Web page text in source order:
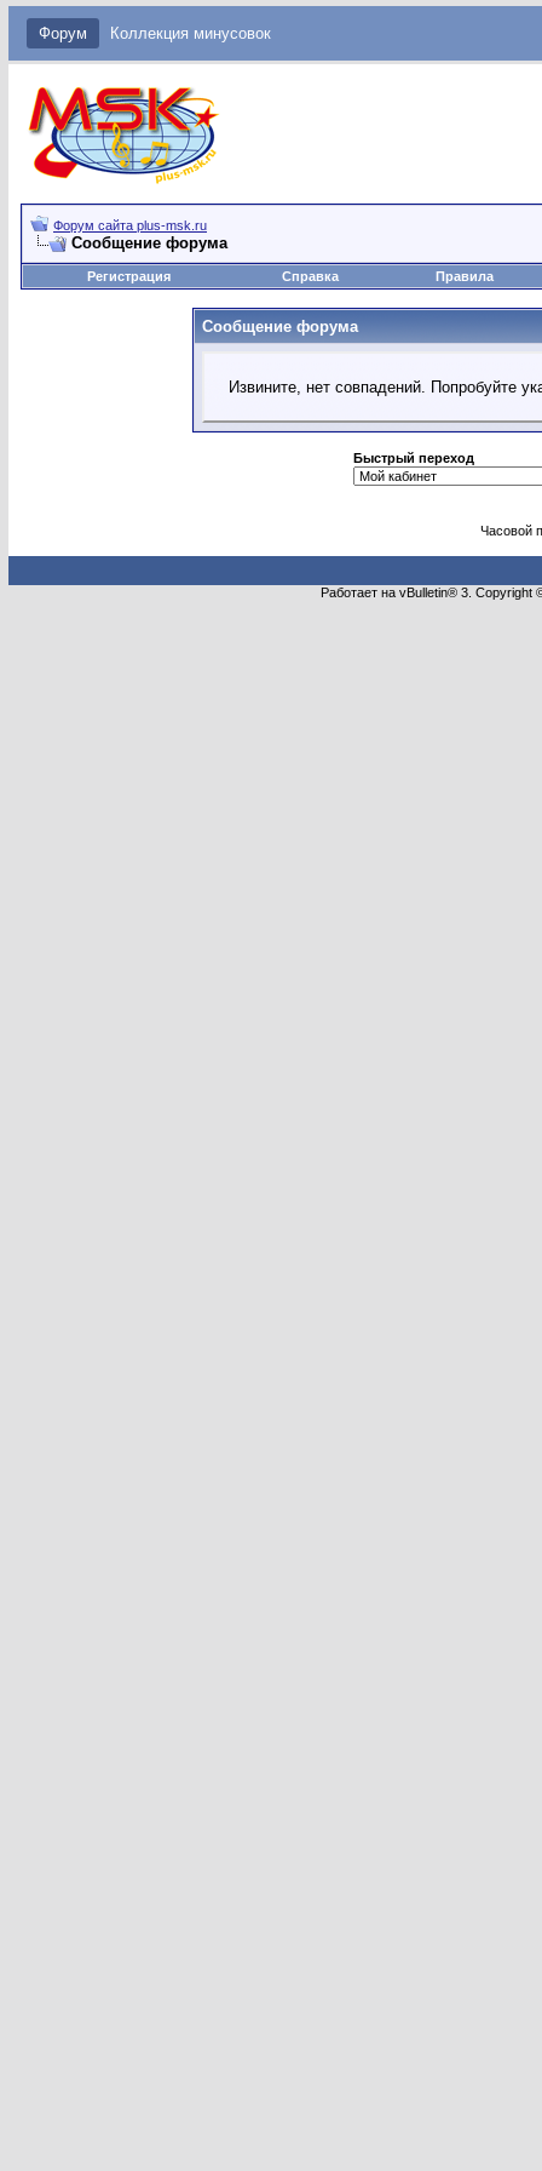
Форум Коллекция минусовок
Форум сайта plus-msk.ru
Сообщение форума
Регистрация Справка Правила
Сообщение форума
Извините, нет совпадений. Попробуйте
Быстрый переход
Часовой
Работает на vBulletin® 3.